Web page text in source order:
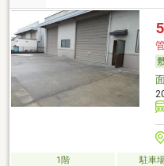
1階 駐車